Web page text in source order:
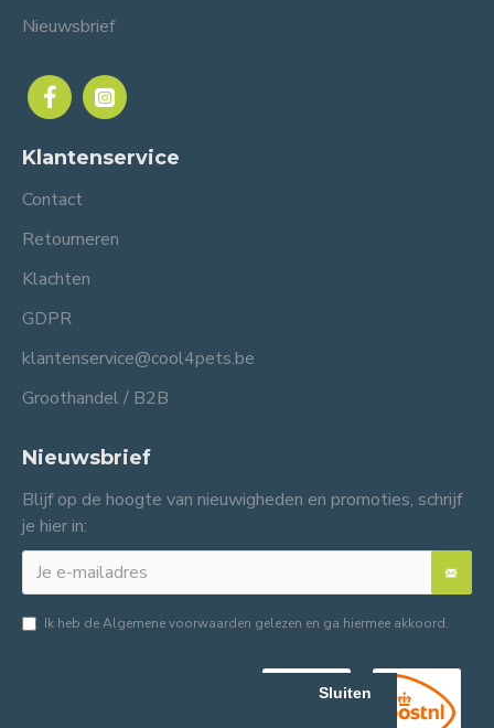
Sluiten
Nieuwsbrief
Klantenservice
Contact
Retourneren
Klachten
GDPR
klantenservice@cool4pets.be
Groothandel / B2B
Nieuwsbrief
Blijf op de hoogte van nieuwigheden en promoties, schrijf
je hier in:
Ik heb deAlgemene voorwaarden gelezen en ga hiermee akkoord.